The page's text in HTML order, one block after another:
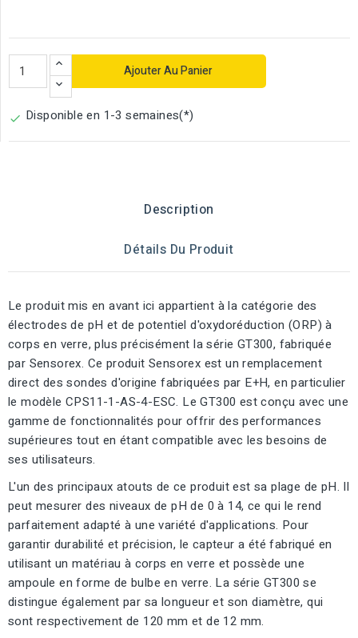
Ajouter Au Panier
 Disponible en 1-3 semaines(*)
Description
Détails Du Produit
Le produit mis en avant ici appartient à la catégorie des
électrodes de pH et de potentiel d'oxydoréduction (ORP) à
corps en verre, plus précisément la série GT300, fabriquée
par Sensorex. Ce produit Sensorex est un remplacement
direct des sondes d'origine fabriquées par E+H, en particulier
le modèle CPS11-1-AS-4-ESC. Le GT300 est conçu avec une
gamme de fonctionnalités pour offrir des performances
supérieures tout en étant compatible avec les besoins de
ses utilisateurs.
L'un des principaux atouts de ce produit est sa plage de pH. Il
peut mesurer des niveaux de pH de 0 à 14, ce qui le rend
parfaitement adapté à une variété d'applications. Pour
garantir durabilité et précision, le capteur a été fabriqué en
utilisant un matériau à corps en verre et possède une
ampoule en forme de bulbe en verre. La série GT300 se
distingue également par sa longueur et son diamètre, qui
sont respectivement de 120 mm et de 12 mm.